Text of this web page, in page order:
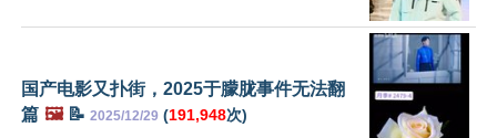
国产电影又扑街，2025于朦胧事件无法翻
篇 🖼️📝 2025/12/29 (191,948次)